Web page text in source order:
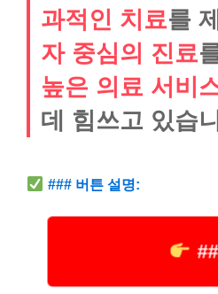
과적인 치료를
자 중심의 진료
높은 의료 서비
데 힘쓰고 있습
### 버튼 설명: